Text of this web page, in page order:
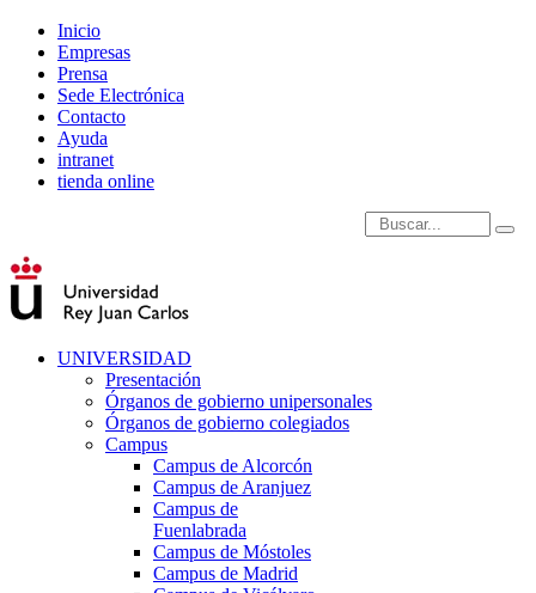
Inicio
Empresas
Prensa
Sede Electrónica
Contacto
Ayuda
intranet
tienda online
Introduce términos de
UNIVERSIDAD
Presentación
Órganos de gobierno unipersonales
Órganos de gobierno colegiados
Campus
Campus de Alcorcón
Campus de Aranjuez
Campus de
Fuenlabrada
Campus de Móstoles
Campus de Madrid